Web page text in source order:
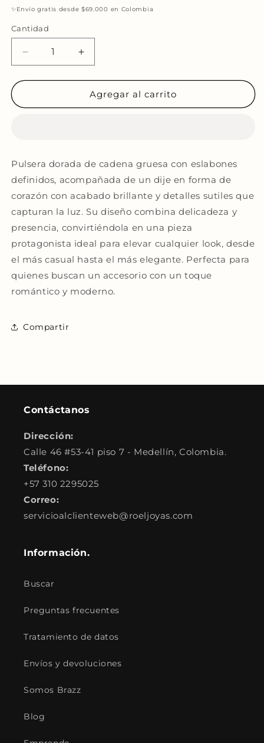
habitual
✨Envío gratis desde $69.000 en Colombia
Cantidad
Reducir
cantidad
para
Lazo
Aumentar
cantidad
para
Pulsera
Lazo
Agregar al carrito
Pulsera dorada de cadena gruesa con eslabones
definidos, acompañada de un dije en forma de
corazón con acabado brillante y detalles sutiles que
capturan la luz. Su diseño combina delicadeza y
presencia, convirtiéndola en una pieza
protagonista ideal para elevar cualquier look, desde
el más casual hasta el más elegante. Perfecta para
quienes buscan un accesorio con un toque
romántico y moderno.
Compartir
Contáctanos
Dirección:
Calle 46 #53-41 piso 7 - Medellín, Colombia.
Teléfono:
+57 310 2295025
Correo:
servicioalclienteweb@roeljoyas.com
Información.
Buscar
Preguntas frecuentes
Tratamiento de datos
Envíos y devoluciones
Somos Brazz
Blog